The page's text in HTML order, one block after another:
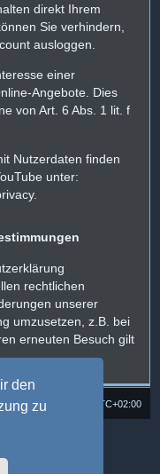
den
zu
direkt Ihrem
Sie verhindern,
ausloggen.
einer
Angebote. Dies
von Art. 6 Abs. 1 lit. f
Nutzerdaten finden
unter:
rechtlichen
unserer
umzusetzen, z.B. bei
erneuten Besuch gilt
Alle Zeiten sind UTC+02:00
Style-Design